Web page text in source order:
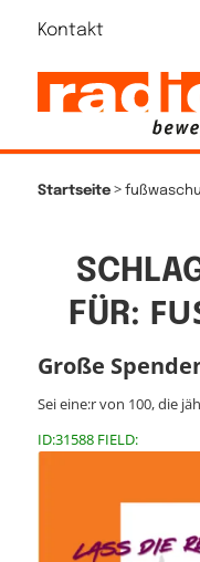
Kontakt
Startseite>
FÜR:
Große
Sei eine:r von 100, die
ID:31588 FIELD: